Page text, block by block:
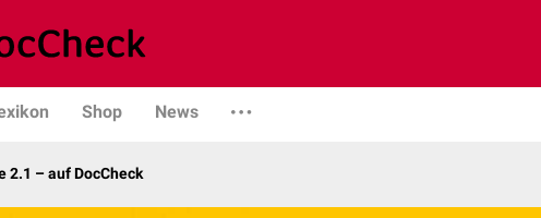
Shop News
2.1 – auf DocCheck